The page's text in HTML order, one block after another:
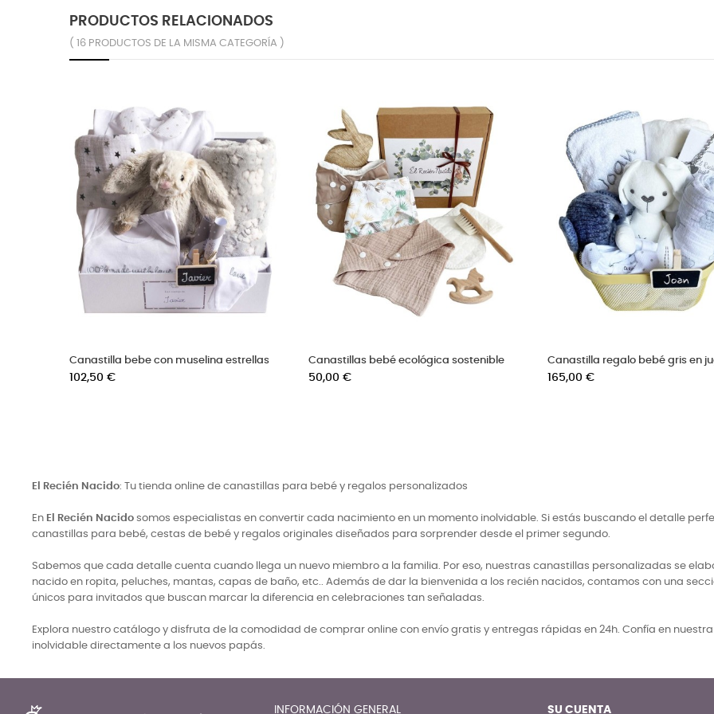
PRODUCTOS RELACIONADOS
( 16 PRODUCTOS DE LA MISMA CATEGORÍA )
Canastilla bebe cesta de flores
Regalos para bebes canastilla 5
chupetes
Canastilla de bebe representativa en
350,00 €
El Recién Nacido: Tu tienda online de canastillas para bebé y regalos personalizados
En El Recién Nacido somos especialistas en convertir cada nacimiento en un momento inolvidable. Si estás buscando el detalle
canastillas para bebé, cestas de bebé y regalos originales diseñados para sorprender desde el primer segundo.
Sabemos que cada detalle cuenta cuando llega un nuevo miembro a la familia. Por eso, nuestras canastillas personalizadas se
nacido en ropita, peluches, mantas, capas de baño, etc.. Además de dar la bienvenida a los recién nacidos, contamos con una
únicos para invitados que buscan marcar la diferencia en celebraciones tan señaladas.
Explora nuestro catálogo y disfruta de la comodidad de comprar online con envío gratis y entregas rápidas en 24h. Confía en
inolvidable directamente a los nuevos papás.
INFORMACIÓN GENERAL SU CUENTA